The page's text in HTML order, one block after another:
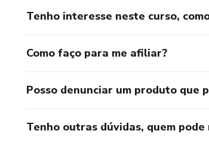
Tenho interesse neste curso,
Como faço para me afiliar?
Posso denunciar um produto que
Tenho outras dúvidas, quem